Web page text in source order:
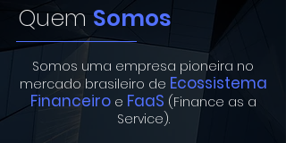
Quem Somos
Somos uma empresa pioneira no
mercado brasileiro de Ecossistema
Financeiroe FaaS (Finance as a
Service).